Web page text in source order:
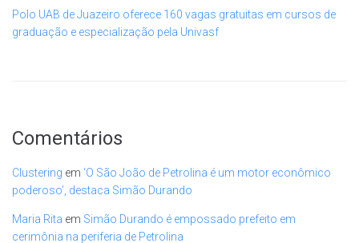
Polo UAB de Juazeiro oferece 160 vagas gratuitas em cursos de
graduação e especialização pela Univasf
Comentários
Clustering em ‘O São João de Petrolina é um motor econômico
poderoso’, destaca Simão Durando
Maria Rita em Simão Durando é empossado prefeito em
cerimônia na periferia de Petrolina